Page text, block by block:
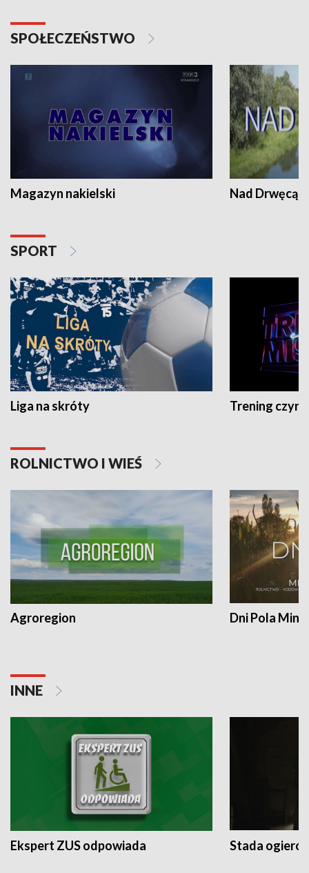
SPOŁECZEŃSTWO
Magazyn nakielski Nad Drwęcą
SPORT
Liga na skróty Trening czyni
ROLNICTWO I WIEŚ
Agroregion Dni Pola
INNE
Ekspert ZUS odpowiada Stada